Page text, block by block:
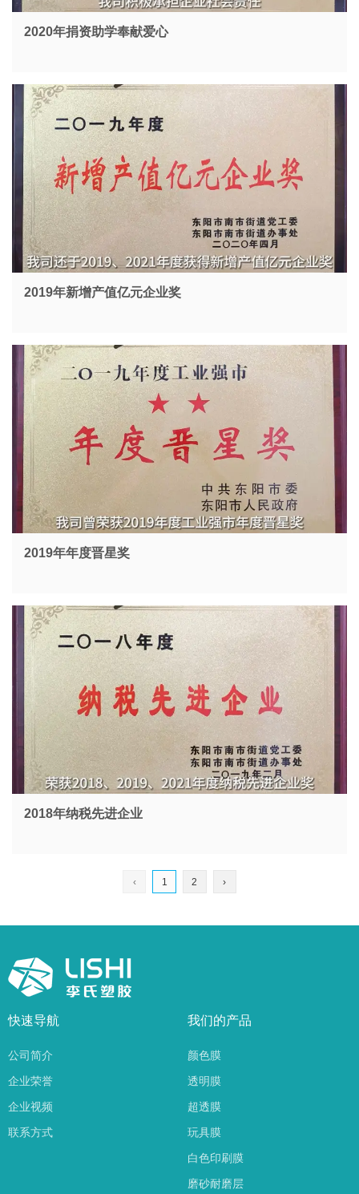
2020年捐资助学奉献爱心
2019年新增产值亿元企业奖
2019年年度晋星奖
2018年纳税先进企业
‹ 1 2 ›
快速导航
公司简介
企业荣誉
企业视频
联系方式
我们的产品
颜色膜
透明膜
超透膜
玩具膜
白色印刷膜
磨砂耐磨层